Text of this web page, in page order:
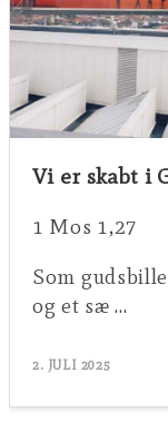
Vi er skabt i
1 Mos 1,27
Som
og et sæ …
2. JULI 2025